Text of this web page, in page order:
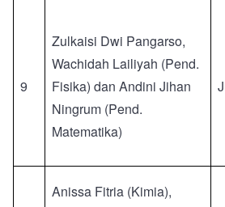
9
Zulkaisi Dwi Pangarso,
Wachidah Lailiyah (Pend.
Fisika) dan Andini Jihan
Ningrum (Pend.
Matematika)
Anissa Fitria (Kimia),